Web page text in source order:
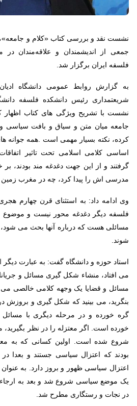
نشست نقد و بررسی کتاب «کلام و
جمعی از اندیشمندان و علاقه‌مندان
فلسفه ایران برگزار شد.
به گزارش روابط عمومی دانشگاه
شریعتمداری رئیس دانشکده فلسفه
نشست با تشریح ویژگی های کتاب اظهار
جامعه میان متن و سیاق و بافت سیاسی و
کرده، نکته بسیار مهمی است
همه جوانه
اساسی کلامی اسلامی تحت تاثیر
گرفتند و از این جهت دغدغه مند بودند،
مدرسی اش را پیدا کرد، چه در مغرب زمین
وی ادامه داد: به استثنای قرن چهارم
فلسفه دیگر دغدغه محور نیست و
مسائلی هست که درباره آنها بحث می
شوند
استاد حوزه و دانشگاه گفت: به عبارت دیگر
می افتاد، منشاء شکل گیری مسائل و
مسائل و قضایا یک وجهه کلامی خالصی می
بنگرید، می بینید که شکل گیری و بروزش
گره خورده و در مرحله دیگری با
خورده است. اگر معتزله را در نظر بگیرید،
شروع شده است. اولین کسانی که به
بودند که اعتزال سیاسی جستند و بعدا در
اعتزال سیاسی ظهور و بروز دارد. به
یک موضع سیاسی شروع شد و بعد به
در نجات و رستگاری مطرح شد